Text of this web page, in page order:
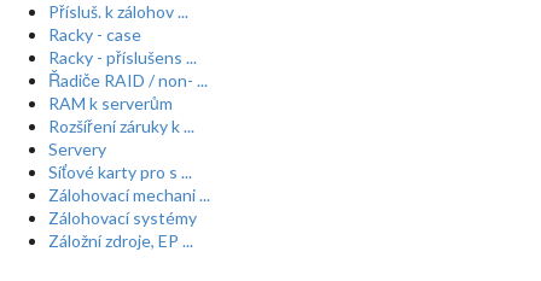
Přísluš. k zálohov ...
Racky - case
Racky - příslušens ...
Řadiče RAID / non- ...
RAM k serverům
Rozšíření záruky k ...
Servery
Síťové karty pro s ...
Zálohovací mechani ...
Zálohovací systémy
Záložní zdroje, EP ...